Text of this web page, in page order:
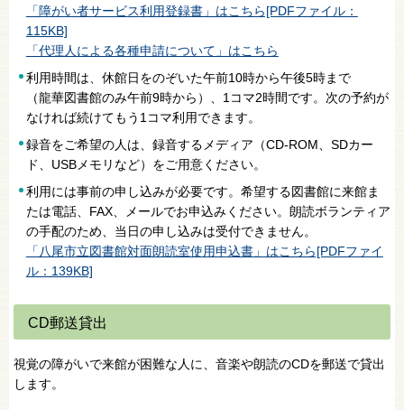
「障がい者サービス利用登録書」はこちら[PDFファイル：
115KB]
「代理人による各種申請について」はこちら
利用時間は、休館日をのぞいた午前10時から午後5時まで
（龍華図書館のみ午前9時から）、1コマ2時間です。次の予約が
なければ続けてもう1コマ利用できます。
録音をご希望の人は、録音するメディア（CD-ROM、SDカー
ド、USBメモリなど）をご用意ください。
利用には事前の申し込みが必要です。希望する図書館に来館ま
たは電話、FAX、メールでお申込みください。朗読ボランティア
の手配のため、当日の申し込みは受付できません。
「八尾市立図書館対面朗読室使用申込書」はこちら[PDFファイ
ル：139KB]
CD郵送貸出
視覚の障がいで来館が困難な人に、音楽や朗読のCDを郵送で貸出
します。